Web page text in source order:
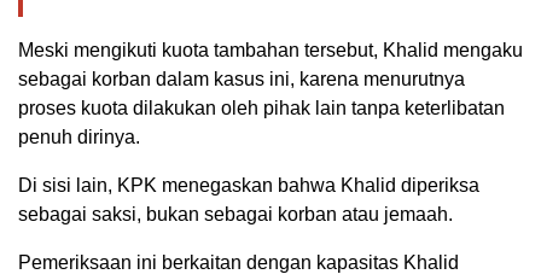
Meski mengikuti kuota tambahan tersebut, Khalid mengaku
sebagai korban dalam kasus ini, karena menurutnya
proses kuota dilakukan oleh pihak lain tanpa keterlibatan
penuh dirinya.
Di sisi lain, KPK menegaskan bahwa Khalid diperiksa
sebagai saksi, bukan sebagai korban atau jemaah.
Pemeriksaan ini berkaitan dengan kapasitas Khalid